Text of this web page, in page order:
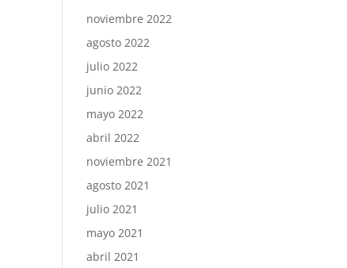
noviembre 2022
agosto 2022
julio 2022
junio 2022
mayo 2022
abril 2022
noviembre 2021
agosto 2021
julio 2021
mayo 2021
abril 2021